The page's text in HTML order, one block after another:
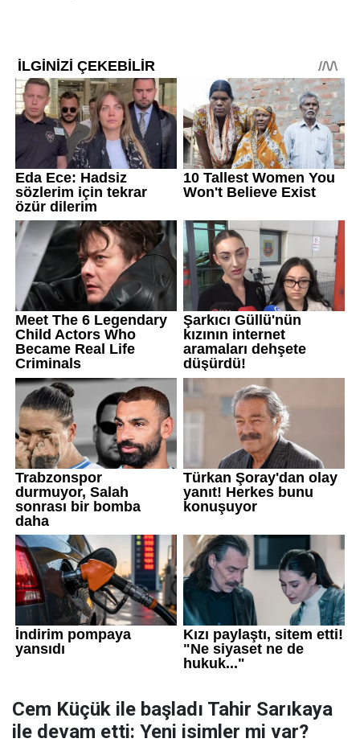
Cem Küçük ile başladı Tahir Sarıkaya
ile devam etti: Yeni isimler mi var?